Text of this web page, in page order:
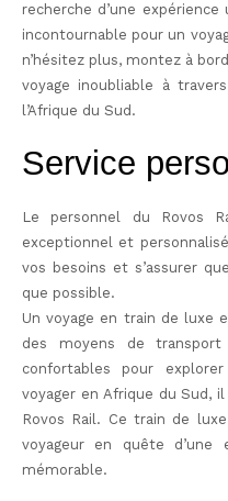
recherche d’une
incontournable pour un
n’hésitez plus, montez à
voyage inoubliable à
l’Afrique du Sud.
Service
Le personnel du Rovos
exceptionnel et
vos besoins et s’assurer
que possible.
Un voyage en train de luxe
des moyens de
confortables pour
voyager en Afrique du Sud,
Rovos Rail. Ce train de
voyageur en quête d’une
mémorable.